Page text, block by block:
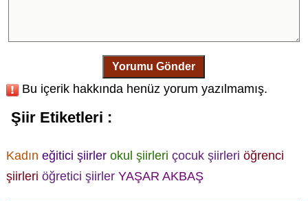
Yorumu Gönder
Bu içerik hakkında henüz yorum yazılmamış.
Şiir Etiketleri :
Kadın eğitici şiirler okul şiirleri çocuk şiirleri öğrenci
şiirleri öğretici şiirler YAŞAR AKBAŞ